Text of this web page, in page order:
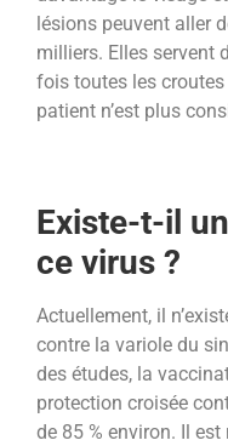
lésions peuvent aller
milliers. Elles servent
fois toutes les
patient n’est plus
Existe-t-il
ce virus ?
Actuellement, il
contre la variole du
des études, la
protection croisée
de 85 % environ. Il